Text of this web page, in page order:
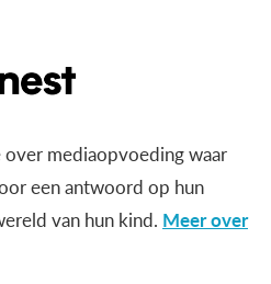
mediaopvoeding waar
een antwoord op hun
van hun kind. Meer over